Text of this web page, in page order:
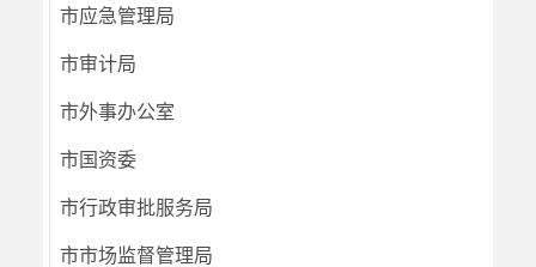
市应急管理局
市审计局
市外事办公室
市国资委
市行政审批服务局
市市场监督管理局